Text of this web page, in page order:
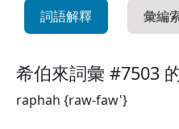
詞語解釋 彙編
希伯來詞彙 #7503
raphah {raw-faw'}